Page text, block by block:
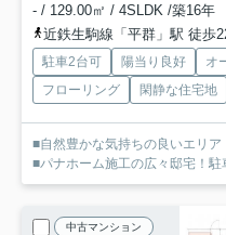
- / 129.00㎡ / 4SLDK /築16年
近鉄生駒線「平群」駅 徒歩
駐車2台可 陽当り良好 オ
フローリング
閑静な住宅地
■自然豊かな気持ちの良いエリア
■パナホーム施工の広々邸宅！駐
中古マンション